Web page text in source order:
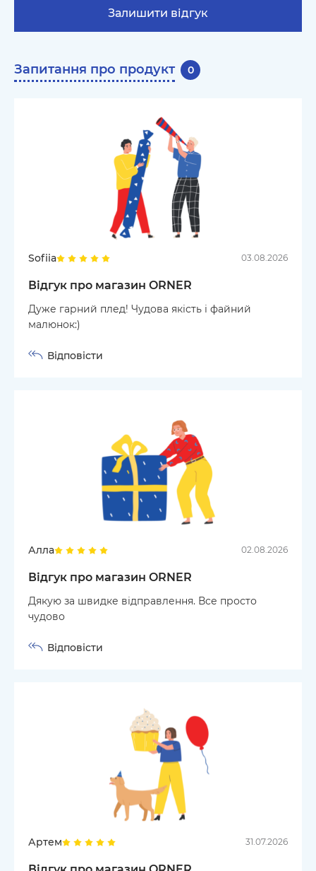
Залишити відгук
Запитання про продукт 0
Sofiia 03.08.2026
Відгук про магазин ORNER
Дуже гарний плед! Чудова якість і файний
малюнок:)
Відповісти
Алла 02.08.2026
Відгук про магазин ORNER
Дякую за швидке відправлення. Все просто
чудово
Відповісти
Артем 31.07.2026